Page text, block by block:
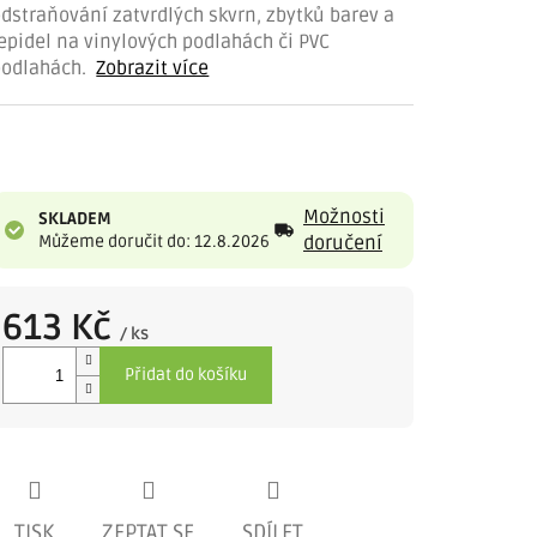
SKLADEM
Můžeme doručit do: 12.8.2026
Možnosti
doručení
zatvrdlých skvrn, zbytků barev a
na vinylových podlahách či PVC
Zobrazit více
613 Kč/ ks
cena:
Přidat do košíku